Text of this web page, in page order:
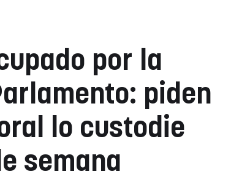
por la
piden
lo custodie
semana